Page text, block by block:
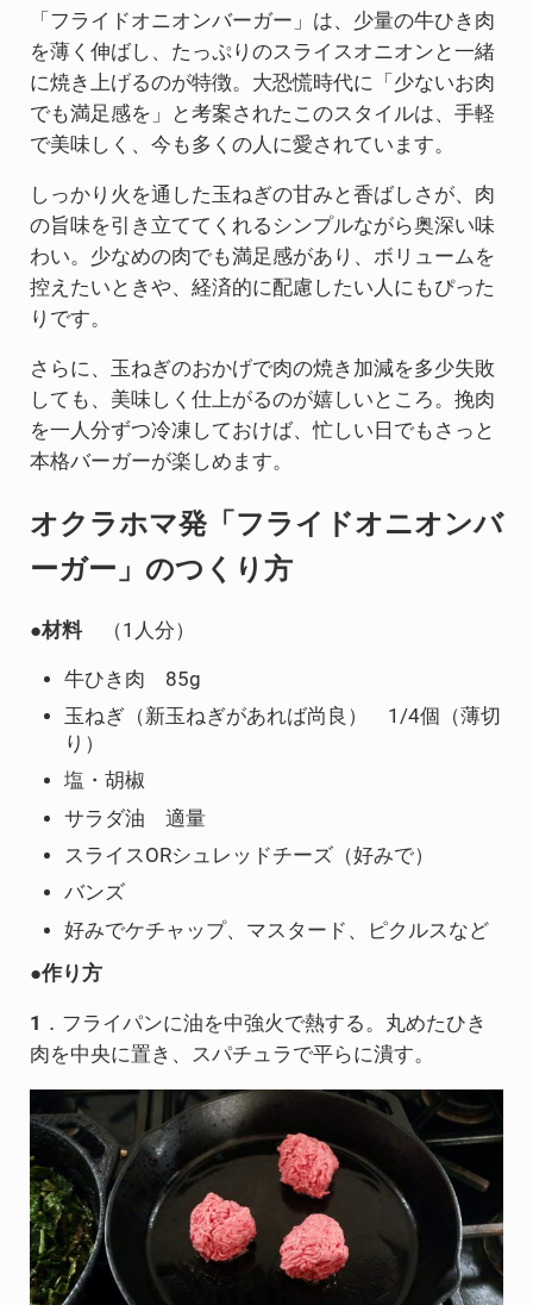
「フライドオニオンバーガー」は、少量の牛ひき肉
を薄く伸ばし、たっぷりのスライスオニオンと一緒
に焼き上げるのが特徴。大恐慌時代に「少ないお肉
でも満足感を」と考案されたこのスタイルは、手軽
で美味しく、今も多くの人に愛されています。
しっかり火を通した玉ねぎの甘みと香ばしさが、肉
の旨味を引き立ててくれるシンプルながら奥深い味
わい。少なめの肉でも満足感があり、ボリュームを
控えたいときや、経済的に配慮したい人にもぴった
りです。
さらに、玉ねぎのおかげで肉の焼き加減を多少失敗
しても、美味しく仕上がるのが嬉しいところ。挽肉
を一人分ずつ冷凍しておけば、忙しい日でもさっと
本格バーガーが楽しめます。
オクラホマ発「フライドオニオンバ
ーガー」のつくり方
●材料（1人分）
牛ひき肉 85g
玉ねぎ（新玉ねぎがあれば尚良） 1/4個（薄切
り）
塩・胡椒
サラダ油 適量
スライスORシュレッドチーズ（好みで）
バンズ
好みでケチャップ、マスタード、ピクルスなど
●作り方
1 ．フライパンに油を中強火で熱する。丸めたひき
肉を中央に置き、スパチュラで平らに潰す。